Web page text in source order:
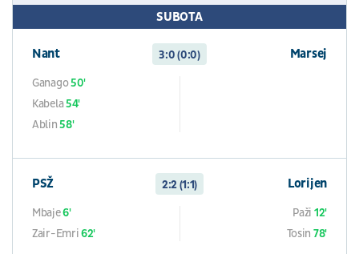
SUBOTA
Nant 3:0 (0:0) Marsej
Ganago50'
Kabela54'
Ablin58'
PSŽ 2:2 (1:1) Lorijen
Mbaje6'
Zair-Emri62'
Paži 12'
Tosin 78'